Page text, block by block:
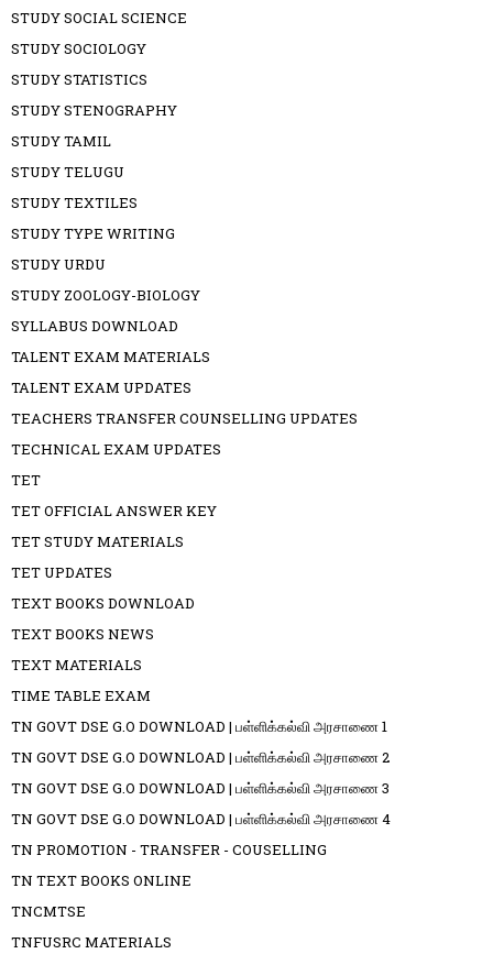
STUDY SOCIAL SCIENCE
STUDY SOCIOLOGY
STUDY STATISTICS
STUDY STENOGRAPHY
STUDY TAMIL
STUDY TELUGU
STUDY TEXTILES
STUDY TYPE WRITING
STUDY URDU
STUDY ZOOLOGY-BIOLOGY
SYLLABUS DOWNLOAD
TALENT EXAM MATERIALS
TALENT EXAM UPDATES
TEACHERS TRANSFER COUNSELLING UPDATES
TECHNICAL EXAM UPDATES
TET
TET OFFICIAL ANSWER KEY
TET STUDY MATERIALS
TET UPDATES
TEXT BOOKS DOWNLOAD
TEXT BOOKS NEWS
TEXT MATERIALS
TIME TABLE EXAM
TN GOVT DSE G.O DOWNLOAD | பள்ளிக்கல்வி அரசாணை 1
TN GOVT DSE G.O DOWNLOAD | பள்ளிக்கல்வி அரசாணை 2
TN GOVT DSE G.O DOWNLOAD | பள்ளிக்கல்வி அரசாணை 3
TN GOVT DSE G.O DOWNLOAD | பள்ளிக்கல்வி அரசாணை 4
TN PROMOTION - TRANSFER - COUSELLING
TN TEXT BOOKS ONLINE
TNCMTSE
TNFUSRC MATERIALS